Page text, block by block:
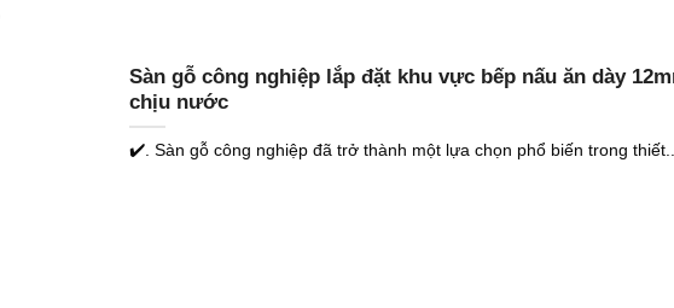
Sàn gỗ công nghiệp lắp đặt khu vực bếp nấu ăn dày
chịu nước
✔️. Sàn gỗ công nghiệp đã trở thành một lựa chọn phổ biến trong thiết...